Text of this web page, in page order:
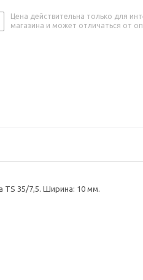
Цена действительна только для
магазина и может отличаться от
TS 35/7,5. Ширина: 10 мм.